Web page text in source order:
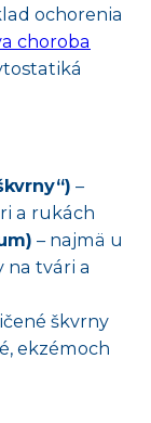
ochorenia
choroba
–
a rukách
– najmä u
na tvári a
škvrny
ekzémoch